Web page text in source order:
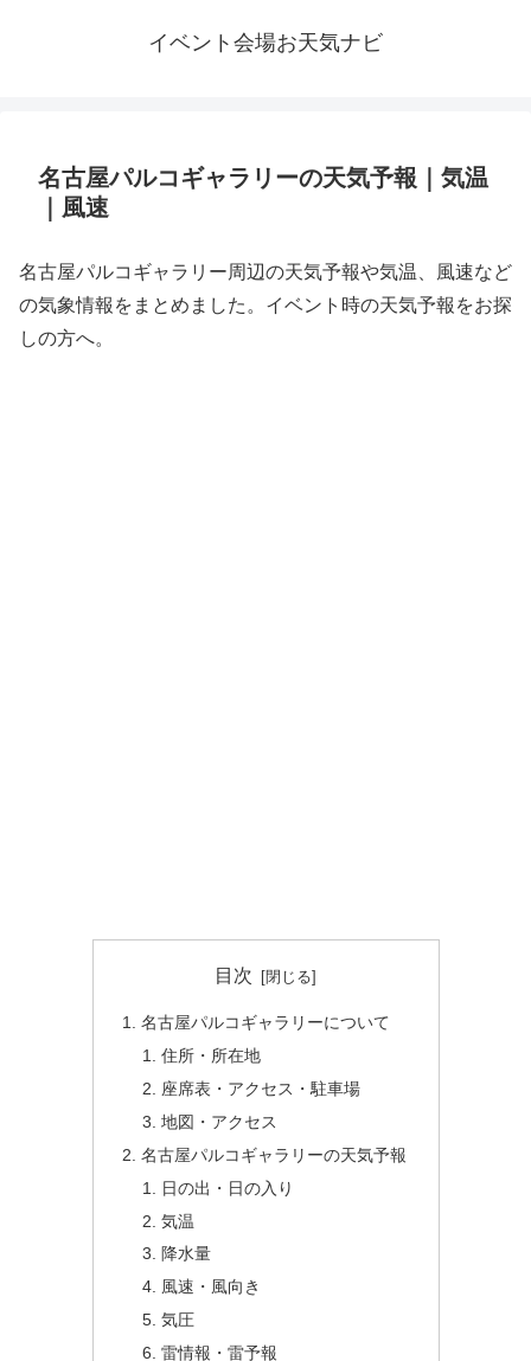
イベント会場お天気ナビ
名古屋パルコギャラリーの天気予報｜気温
｜風速
名古屋パルコギャラリー周辺の天気予報や気温、風速など
の気象情報をまとめました。イベント時の天気予報をお探
しの方へ。
目次
名古屋パルコギャラリーについて
住所・所在地
座席表・アクセス・駐車場
地図・アクセス
名古屋パルコギャラリーの天気予報
日の出・日の入り
気温
降水量
風速・風向き
気圧
雷情報・雷予報